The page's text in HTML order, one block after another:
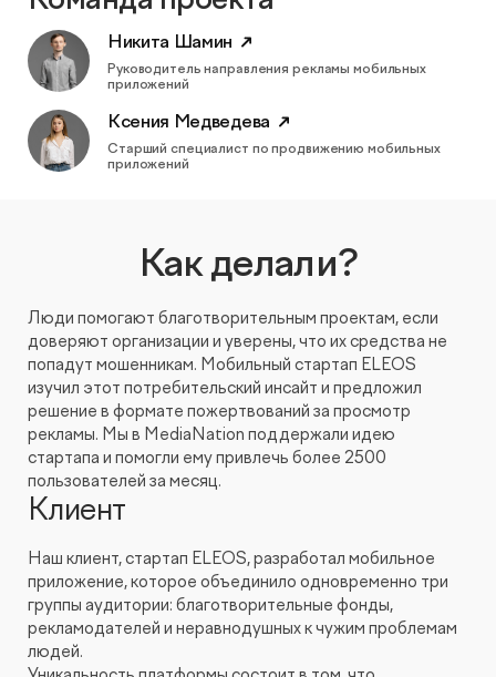
UX-тестирование интернет-магазинов, сайтов
и приложений с респондентами
Глубинные интервью с аудиторией
Правовой аудит сайта
Оптимизация скорости загрузки сайта
Интеграция и поддержка умного поиска SearchBooster
Настройка Битрикс24
Видеопродакшн
КОНТАКТЫ
ПРЕДЛОЖЕНИЕ ДЛЯ
БЕЛАРУСИ
СЛОВАРЬ ТЕРМИНОВ
РЕФЕРАЛЬНАЯ ПРОГРАММА
Никита Шамин
Руководитель направления рекламы мобильных
приложений
Ксения Медведева
Старший специалист по продвижению мобильных
приложений
Как делали?
Люди помогают благотворительным проектам, если
доверяют организации и уверены, что их средства не
попадут мошенникам. Мобильный стартап ELEOS
изучил этот потребительский инсайт и предложил
решение в формате пожертвований за просмотр
рекламы. Мы в MediaNation поддержали идею
стартапа и помогли ему привлечь более 2500
пользователей за месяц.
Клиент
Наш клиент, стартап ELEOS, разработал мобильное
приложение, которое объединило одновременно три
группы аудитории: благотворительные фонды,
рекламодателей и неравнодушных к чужим проблемам
людей.